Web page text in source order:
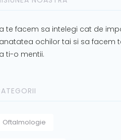
te facem sa intelegi cat de
ochilor tai si sa facem
ti-o mentii.
Oftalmologie